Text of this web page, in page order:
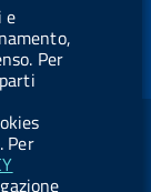
e
Per
Per